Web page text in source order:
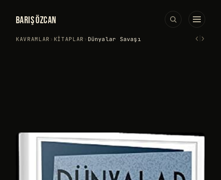
BARIŞ ÖZCAN
KAVRAMLAR › KITAPLAR › Dünyalar Savaşı ‹›